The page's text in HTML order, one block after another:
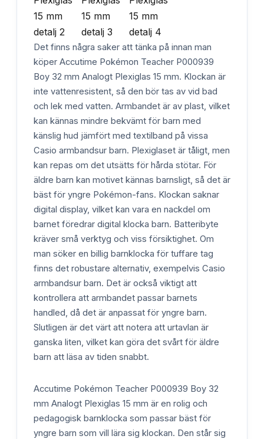
Det finns några saker att tänka på innan man
köper Accutime Pokémon Teacher P000939
Boy 32 mm Analogt Plexiglas 15 mm. Klockan är
inte vattenresistent, så den bör tas av vid bad
och lek med vatten. Armbandet är av plast, vilket
kan kännas mindre bekvämt för barn med
känslig hud jämfört med textilband på vissa
Casio armbandsur barn. Plexiglaset är tåligt, men
kan repas om det utsätts för hårda stötar. För
äldre barn kan motivet kännas barnsligt, så det är
bäst för yngre Pokémon-fans. Klockan saknar
digital display, vilket kan vara en nackdel om
barnet föredrar digital klocka barn. Batteribyte
kräver små verktyg och viss försiktighet. Om
man söker en billig barnklocka för tuffare tag
finns det robustare alternativ, exempelvis Casio
armbandsur barn. Det är också viktigt att
kontrollera att armbandet passar barnets
handled, då det är anpassat för yngre barn.
Slutligen är det värt att notera att urtavlan är
ganska liten, vilket kan göra det svårt för äldre
barn att läsa av tiden snabbt.
Accutime Pokémon Teacher P000939 Boy 32
mm Analogt Plexiglas 15 mm är en rolig och
pedagogisk barnklocka som passar bäst för
yngre barn som vill lära sig klockan. Den står sig